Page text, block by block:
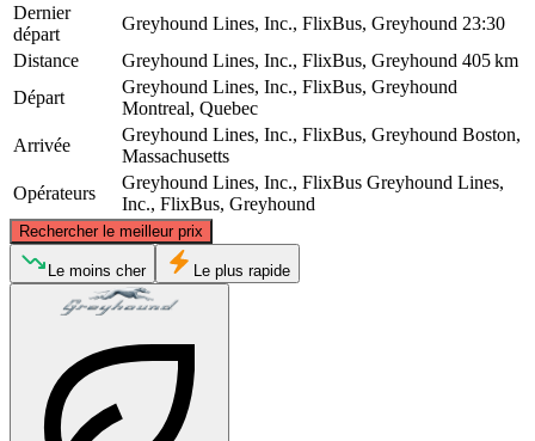
Dernier
départ
Greyhound Lines, Inc., FlixBus, Greyhound 23:30
Distance
Greyhound Lines, Inc., FlixBus, Greyhound 405 km
Départ
Greyhound Lines, Inc., FlixBus, Greyhound
Montreal, Quebec
Arrivée
Greyhound Lines, Inc., FlixBus, Greyhound Boston,
Massachusetts
Opérateurs
Greyhound Lines, Inc., FlixBus Greyhound Lines,
Inc., FlixBus, Greyhound
Rechercher le meilleur prix
Montreal
©CARTO
Le moins cher Le plus rapide